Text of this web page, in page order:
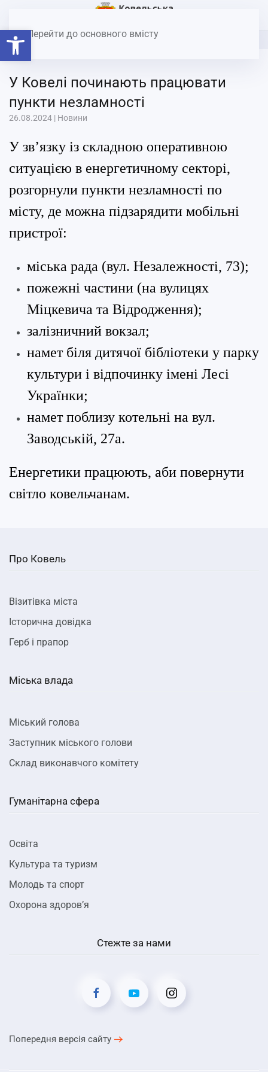
Відкрити Панель інструментів
Перейти до основного вмісту
незламності
У Ковелі починають працювати
пункти незламності
26.08.2024 | Новини
У зв’язку із складною оперативною
ситуацією в енергетичному секторі,
розгорнули пункти незламності по
місту, де можна підзарядити мобільні
пристрої:
міська рада (вул. Незалежності, 73);
пожежні частини (на вулицях
Міцкевича та Відродження);
залізничний вокзал;
намет біля дитячої бібліотеки у парку
культури і відпочинку імені Лесі
Українки;
намет поблизу котельні на вул.
Заводській, 27а.
Енергетики працюють, аби повернути
світло ковельчанам.
Про Ковель
Візитівка міста
Історична довідка
Герб і прапор
Міська влада
Міський голова
Заступник міського голови
Склад виконавчого комітету
Гуманітарна сфера
Освіта
Культура та туризм
Молодь та спорт
Охорона здоров’я
Стежте за нами
Попередня версія сайту